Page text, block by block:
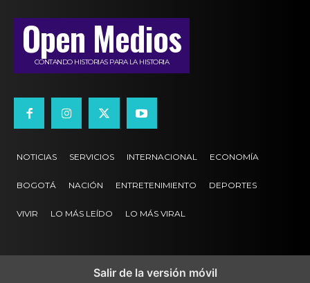
Open Medios
CONTANDO HISTORIAS PARA LA HISTORIA
NOTICIAS SERVICIOS INTERNACIONAL ECONOMÍA
BOGOTÁ NACIÓN ENTRETENIMIENTO DEPORTES
VIVIR LO MÁS LEÍDO LO MÁS VIRAL
Salir de la versión móvil